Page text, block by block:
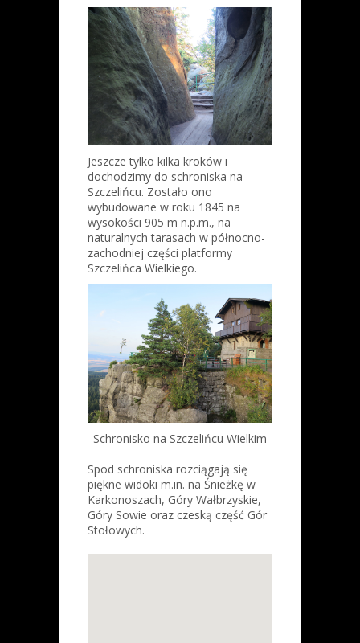
Jeszcze tylko kilka kroków i
dochodzimy do schroniska na
Szczelińcu. Zostało ono
wybudowane w roku 1845 na
wysokości 905 m n.p.m., na
naturalnych tarasach w północno-
zachodniej części platformy
Szczelińca Wielkiego.
Schronisko na Szczelińcu Wielkim
Spod schroniska rozciągają się
piękne widoki m.in. na Śnieżkę w
Karkonoszach, Góry Wałbrzyskie,
Góry Sowie oraz czeską część Gór
Stołowych.